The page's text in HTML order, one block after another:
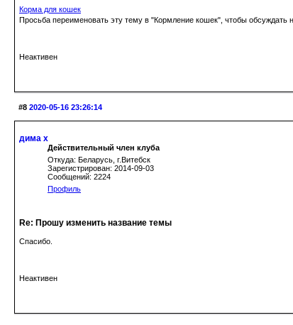
Корма для кошек
Просьба переименовать эту тему в "Кормление кошек", чтобы обсуждать
Неактивен
#8 2020-05-16 23:26:14
дима х
Действительный член клуба
Откуда: Беларусь, г.Витебск
Зарегистрирован: 2014-09-03
Сообщений: 2224
Профиль
Re: Прошу изменить название темы
Спасибо.
Неактивен